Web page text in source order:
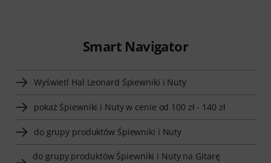
Smart Navigator
Wyświetl Hal Leonard Śpiewniki i Nuty
pokaż Śpiewniki i Nuty w cenie od 100 zł - 140 zł
do grupy produktów Śpiewniki i Nuty
do grupy produktów Śpiewniki i Nuty na Gitarę